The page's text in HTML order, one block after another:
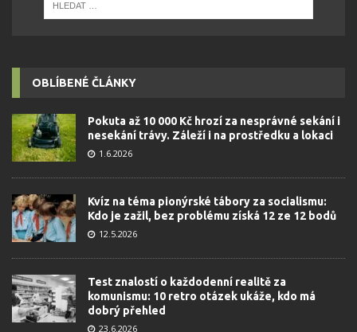
OBLÍBENÉ ČLÁNKY
Pokuta až 10 000 Kč hrozí za nesprávné sekání i
nesekání trávy. Záleží i na prostředku a lokaci
1.6.2026
Kvíz na téma pionýrské tábory za socialismu:
Kdo je zažil, bez problému získá 12 ze 12 bodů
12.5.2026
Test znalostí o každodenní realitě za
komunismu: 10 retro otázek ukáže, kdo má
dobrý přehled
23.6.2026